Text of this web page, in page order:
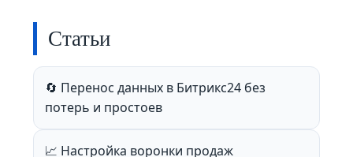
Статьи
🔄 Перенос данных в Битрикс24 без
потерь и простоев
📈 Настройка воронки продаж